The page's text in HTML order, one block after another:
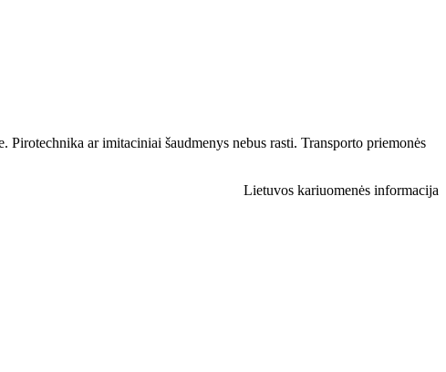
ar imitaciniai šaudmenys nebus rasti. Transporto priemonės
Lietuvos kariuomenės informacija